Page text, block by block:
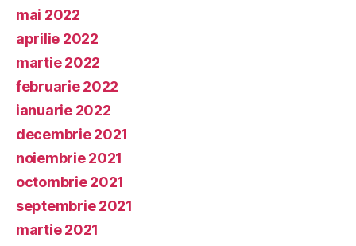
mai 2022
aprilie 2022
martie 2022
februarie 2022
ianuarie 2022
decembrie 2021
noiembrie 2021
octombrie 2021
septembrie 2021
martie 2021